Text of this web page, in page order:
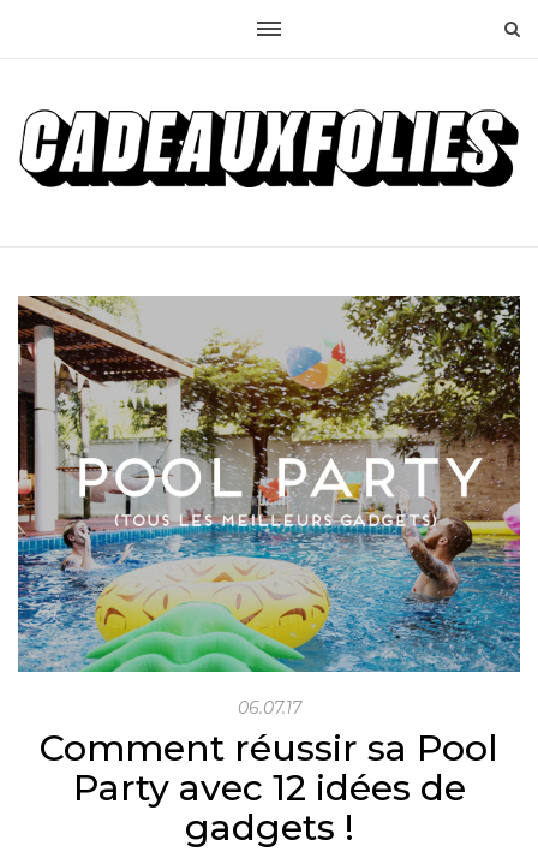
06.07.17
Comment réussir sa Pool
Party avec 12 idées de
gadgets !